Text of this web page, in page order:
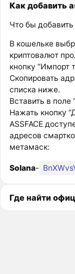
Как добавить
Что бы
В кошельке
криптовалют
кнопку “Импорт
Скопировать
списка ниже.
Вставить в поле
Нажать кнопку
ASSFACE
адресов
метамаск:
Solana-
Где найти